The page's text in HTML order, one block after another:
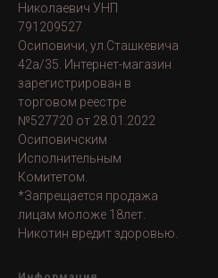
Николаевич УНП
791209527
Осиповичи, ул.Сташкевича
42а/35. Интернет-магазин
зарегистрирован в
торговом реестре
№527720 от 28.01.2022
Осиповичским
Исполнительным
Комитетом.
*Запрещается продажа
лицам моложе 18лет.
Никотин вредит здоровью.